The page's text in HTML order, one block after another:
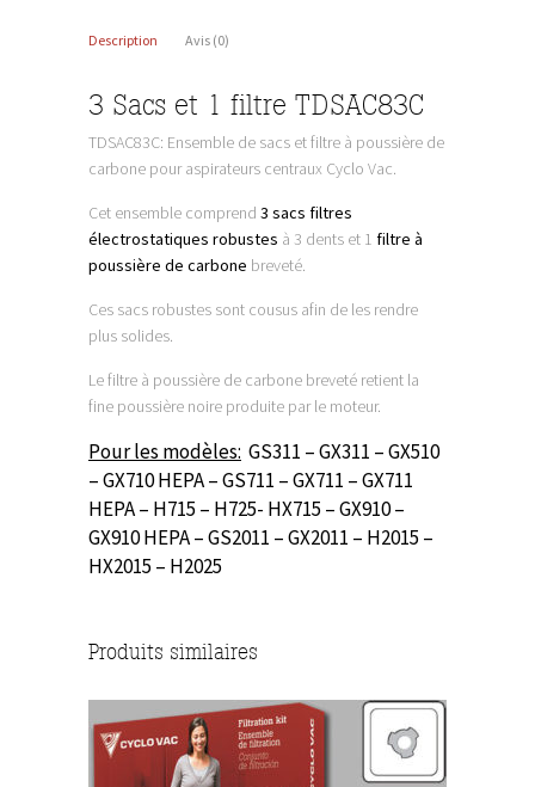
Description Avis (0)
3 Sacs et 1 filtre TDSAC83C
TDSAC83C: Ensemble de sacs et filtre à poussière de
carbone pour aspirateurs centraux Cyclo Vac.
Cet ensemble comprend 3 sacs filtres
électrostatiques robustes à 3 dents et 1 filtre à
poussière de carbone breveté.
Ces sacs robustes sont cousus afin de les rendre
plus solides.
Le filtre à poussière de carbone breveté retient la
fine poussière noire produite par le moteur.
Pour les modèles: GS311 – GX311 – GX510
– GX710 HEPA – GS711 – GX711 – GX711
HEPA – H715 – H725- HX715 – GX910 –
GX910 HEPA – GS2011 – GX2011 – H2015 –
HX2015 – H2025
Produits similaires